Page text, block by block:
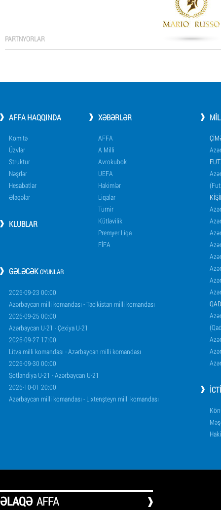
PARTNYORLAR
AFFA HAQQINDA
Komitə
Üzvlər
Struktur
Nəşrlər
Hesabatlar
Əlaqələr
KLUBLAR
XƏBƏRLƏR
AFFA
A Milli
Avrokubok
UEFA
Hakimlər
Liqalar
Turnir
Kütləvilik
Premyer Liqa
FİFA
GƏLƏCƏKOYUNLAR
2026-09-23 00:00
Azərbaycan milli komandası - Tacikistan milli komandası
2026-09-25 00:00
Azərbaycan U-21 - Çexiya U-21
2026-09-27 17:00
Litva milli komandası - Azərbaycan milli komandası
2026-09-30 00:00
Şotlandiya U-21 - Azərbaycan U-21
2026-10-01 20:00
Azərbaycan milli komandası - Lixtenşteyn milli komandası
ƏLAQƏ AFFA